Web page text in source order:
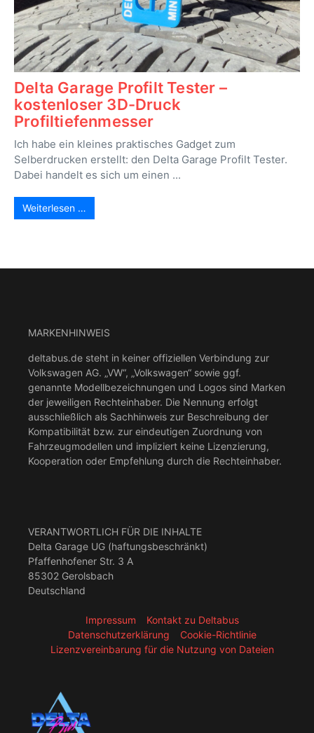
Delta Garage Profilt Tester –
kostenloser 3D-Druck
Profiltiefenmesser
Ich habe ein kleines praktisches Gadget zum
Selberdrucken erstellt: den Delta Garage Profilt Tester.
Dabei handelt es sich um einen ...
Weiterlesen …
MARKENHINWEIS
deltabus.de steht in keiner offiziellen Verbindung zur
Volkswagen AG. „VW“, „Volkswagen“ sowie ggf.
genannte Modellbezeichnungen und Logos sind Marken
der jeweiligen Rechteinhaber. Die Nennung erfolgt
ausschließlich als Sachhinweis zur Beschreibung der
Kompatibilität bzw. zur eindeutigen Zuordnung von
Fahrzeugmodellen und impliziert keine Lizenzierung,
Kooperation oder Empfehlung durch die Rechteinhaber.
VERANTWORTLICH FÜR DIE INHALTE
Delta Garage UG (haftungsbeschränkt)
Pfaffenhofener Str. 3 A
85302 Gerolsbach
Deutschland
Impressum
Kontakt zu Deltabus
Datenschutzerklärung
Cookie-Richtlinie
Lizenzvereinbarung für die Nutzung von Dateien